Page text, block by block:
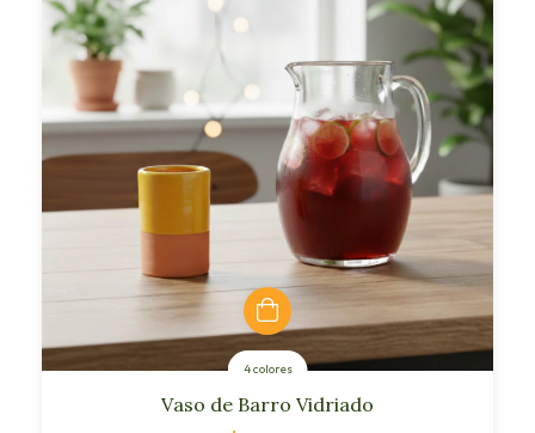
4 colores
Vaso de Barro Vidriado